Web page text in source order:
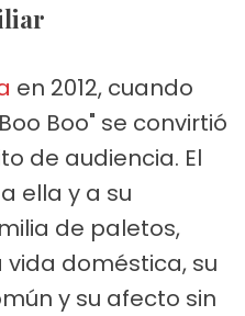
en 2012, cuando
Boo" se convirtió
de audiencia. El
ella y a su
de paletos,
doméstica, su
y su afecto sin